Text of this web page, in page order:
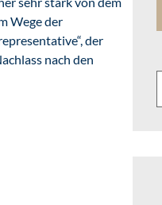
Wege der
der
nach den